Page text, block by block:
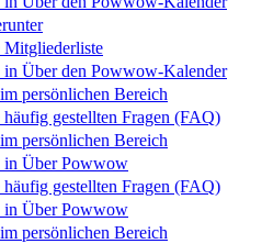
Mitgliederliste
in Über den Powwow-Kalender
persönlichen Bereich
häufig gestellten Fragen (FAQ)
persönlichen Bereich
in Über Powwow
häufig gestellten Fragen (FAQ)
in Über Powwow
persönlichen Bereich